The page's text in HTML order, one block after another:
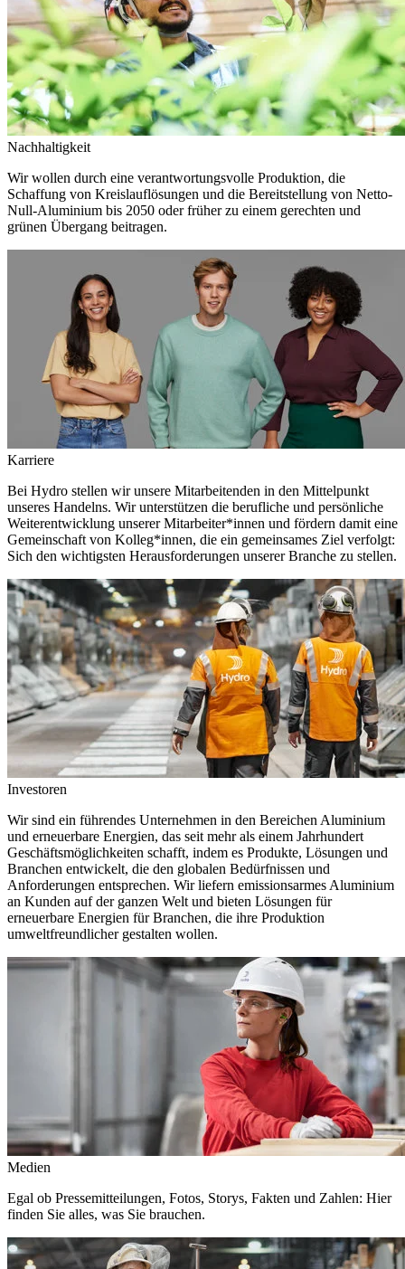
Nachhaltigkeit
Wir wollen durch eine verantwortungsvolle Produktion, die
Schaffung von Kreislauflösungen und die Bereitstellung von Netto-
Null-Aluminium bis 2050 oder früher zu einem gerechten und
grünen Übergang beitragen.
Karriere
Bei Hydro stellen wir unsere Mitarbeitenden in den Mittelpunkt
unseres Handelns. Wir unterstützen die berufliche und persönliche
Weiterentwicklung unserer Mitarbeiter*innen und fördern damit eine
Gemeinschaft von Kolleg*innen, die ein gemeinsames Ziel verfolgt:
Sich den wichtigsten Herausforderungen unserer Branche zu stellen.
Investoren
Wir sind ein führendes Unternehmen in den Bereichen Aluminium
und erneuerbare Energien, das seit mehr als einem Jahrhundert
Geschäftsmöglichkeiten schafft, indem es Produkte, Lösungen und
Branchen entwickelt, die den globalen Bedürfnissen und
Anforderungen entsprechen. Wir liefern emissionsarmes Aluminium
an Kunden auf der ganzen Welt und bieten Lösungen für
erneuerbare Energien für Branchen, die ihre Produktion
umweltfreundlicher gestalten wollen.
Medien
Egal ob Pressemitteilungen, Fotos, Storys, Fakten und Zahlen: Hier
finden Sie alles, was Sie brauchen.